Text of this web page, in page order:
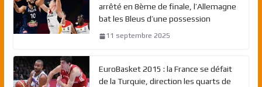
arrêté en 8ème de finale, l’Allemagne
bat les Bleus d’une possession
11 septembre 2025
EuroBasket 2015 : la France se défait
de la Turquie, direction les quarts de